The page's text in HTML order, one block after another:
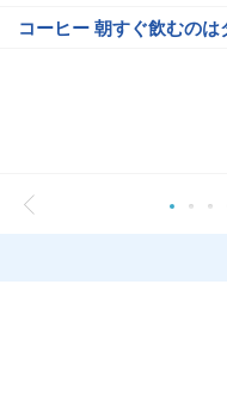
コーヒー 朝すぐ飲むのは